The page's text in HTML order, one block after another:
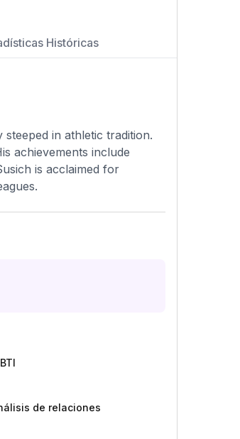
Históricas
in athletic tradition.
achievements include
is acclaimed for
de relaciones